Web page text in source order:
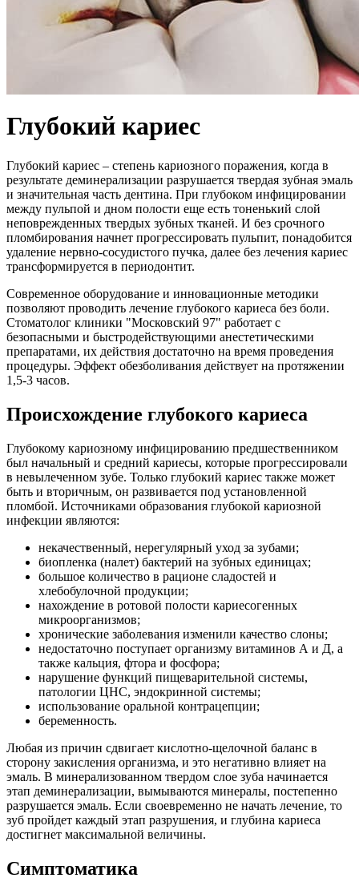
Глубокий кариес
Глубокий кариес – степень кариозного поражения, когда в
результате деминерализации разрушается твердая зубная эмаль
и значительная часть дентина. При глубоком инфицировании
между пульпой и дном полости еще есть тоненький слой
неповрежденных твердых зубных тканей. И без срочного
пломбирования начнет прогрессировать пульпит, понадобится
удаление нервно-сосудистого пучка, далее без лечения кариес
трансформируется в периодонтит.
Современное оборудование и инновационные методики
позволяют проводить лечение глубокого кариеса без боли.
Стоматолог клиники "Московский 97" работает с
безопасными и быстродействующими анестетическими
препаратами, их действия достаточно на время проведения
процедуры. Эффект обезболивания действует на протяжении
1,5-3 часов.
Происхождение глубокого кариеса
Глубокому кариозному инфицированию предшественником
был начальный и средний кариесы, которые прогрессировали
в невылеченном зубе. Только глубокий кариес также может
быть и вторичным, он развивается под установленной
пломбой. Источниками образования глубокой кариозной
инфекции являются:
некачественный, нерегулярный уход за зубами;
биопленка (налет) бактерий на зубных единицах;
большое количество в рационе сладостей и
хлебобулочной продукции;
нахождение в ротовой полости кариесогенных
микроорганизмов;
хронические заболевания изменили качество слоны;
недостаточно поступает организму витаминов А и Д, а
также кальция, фтора и фосфора;
нарушение функций пищеварительной системы,
патологии ЦНС, эндокринной системы;
использование оральной контрацепции;
беременность.
Любая из причин сдвигает кислотно-щелочной баланс в
сторону закисления организма, и это негативно влияет на
эмаль. В минерализованном твердом слое зуба начинается
этап деминерализации, вымываются минералы, постепенно
разрушается эмаль. Если своевременно не начать лечение, то
зуб пройдет каждый этап разрушения, и глубина кариеса
достигнет максимальной величины.
Симптоматика